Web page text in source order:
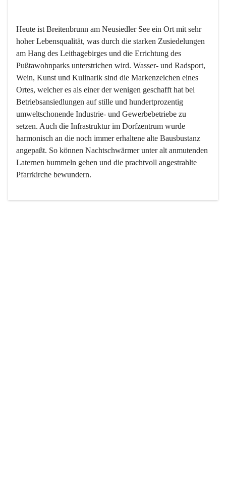
Heute ist Breitenbrunn am Neusiedler See ein Ort mit sehr
hoher Lebensqualität, was durch die starken Zusiedelungen
am Hang des Leithagebirges und die Errichtung des
Pußtawohnparks unterstrichen wird. Wasser- und Radsport,
Wein, Kunst und Kulinarik sind die Markenzeichen eines
Ortes, welcher es als einer der wenigen geschafft hat bei
Betriebsansiedlungen auf stille und hundertprozentig
umweltschonende Industrie- und Gewerbebetriebe zu
setzen. Auch die Infrastruktur im Dorfzentrum wurde
harmonisch an die noch immer erhaltene alte Bausbustanz
angepaßt. So können Nachtschwärmer unter alt anmutenden
Laternen bummeln gehen und die prachtvoll angestrahlte
Pfarrkirche bewundern.
Der Weinbau dominert heute nicht mehr, ist aber integrativer